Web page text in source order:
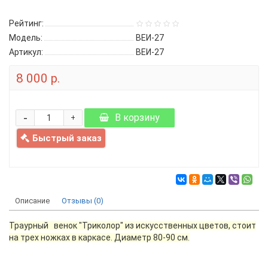
Рейтинг:
Модель:
ВЕИ-27
Артикул:
ВЕИ-27
8 000 р.
+
- В корзину
Быстрый заказ
Описание Отзывы (0)
Траурный венок "Триколор" из искусственных цветов, стоит
на трех ножках в каркасе. Диаметр 80-90 см.